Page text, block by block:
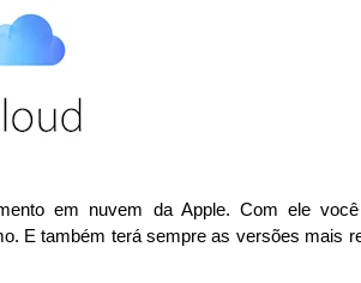
em nuvem da Apple. Com ele
E também terá sempre as versões mais